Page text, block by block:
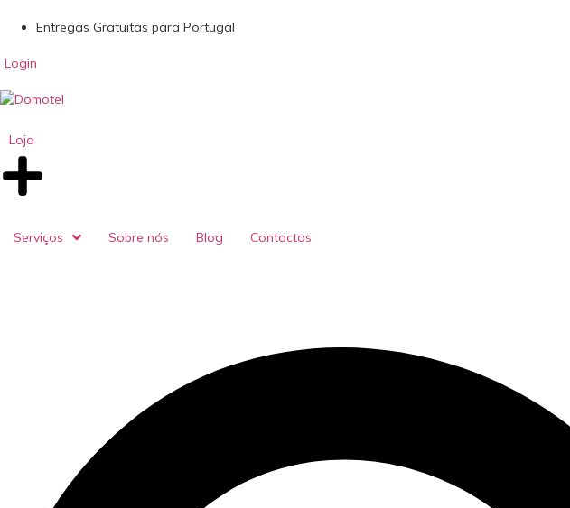
Entregas Gratuitas para Portugal
Login
Loja
Serviços Sobre nós Blog Contactos